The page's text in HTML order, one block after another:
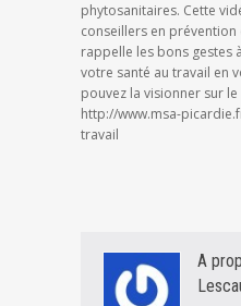
phytosanitaires. Cette
conseillers en prévention
rappelle les bons gestes
votre santé au travail en
pouvez la visionner sur le
http://www.msa-
travail
A